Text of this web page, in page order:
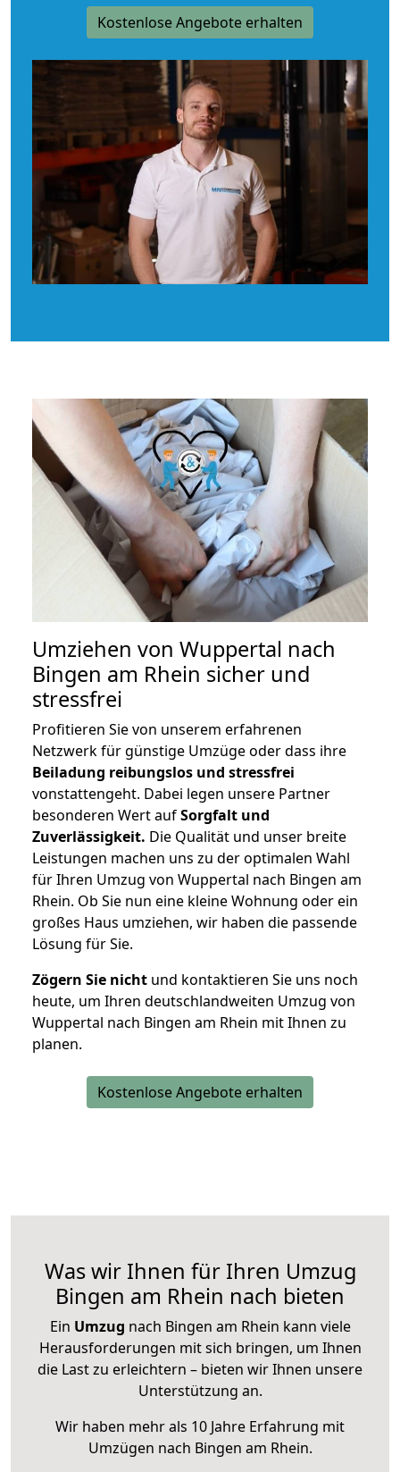
Kostenlose Angebote erhalten
Umziehen von Wuppertal nach
Bingen am Rhein sicher und
stressfrei
Profitieren Sie von unserem erfahrenen
Netzwerk für günstige Umzüge oder dass ihre
Beiladung reibungslos und stressfrei
vonstattengeht. Dabei legen unsere Partner
besonderen Wert aufSorgfalt und
Zuverlässigkeit. Die Qualität und unser breite
Leistungen machen uns zu der optimalen Wahl
für Ihren Umzug von Wuppertal nach Bingen am
Rhein. Ob Sie nun eine kleine Wohnung oder ein
großes Haus umziehen, wir haben die passende
Lösung für Sie.
Zögern Sie nicht und kontaktieren Sie uns noch
heute, um Ihren deutschlandweiten Umzug von
Wuppertal nach Bingen am Rhein mit Ihnen zu
planen.
Kostenlose Angebote erhalten
Was wir Ihnen für Ihren Umzug
Bingen am Rhein nach bieten
Ein Umzug nach Bingen am Rhein kann viele
Herausforderungen mit sich bringen, um Ihnen
die Last zu erleichtern – bieten wir Ihnen unsere
Unterstützung an.
Wir haben mehr als 10 Jahre Erfahrung mit
Umzügen nach Bingen am Rhein.